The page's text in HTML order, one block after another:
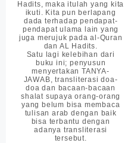
Hadits, maka itulah yang kita
ikuti. Kita pun berlapang
dada terhadap pendapat-
pendapat ulama lain yang
juga merujuk pada al-Quran
dan AL Hadits.
Satu lagi kelebihan dari
buku ini; penyusun
menyertakan TANYA-
JAWAB, transliterasi doa-
doa dan bacaan-bacaan
shalat supaya orang-orang
yang belum bisa membaca
tulisan arab dengan baik
bisa terbantu dengan
adanya transliterasi
tersebut.